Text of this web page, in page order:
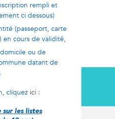
rempli et
ci dessous)
(passeport, carte
cours de validité,
ou de
datant de
cliquez ici :
les listes